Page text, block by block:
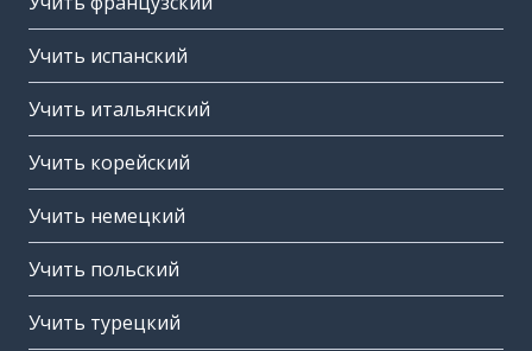
Учить испанский
Учить итальянский
Учить корейский
Учить немецкий
Учить польский
Учить турецкий